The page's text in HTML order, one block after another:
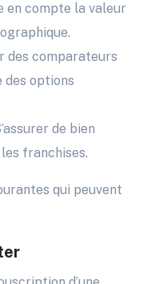
en compte la valeur
des comparateurs
des options
de bien
franchises.
qui peuvent